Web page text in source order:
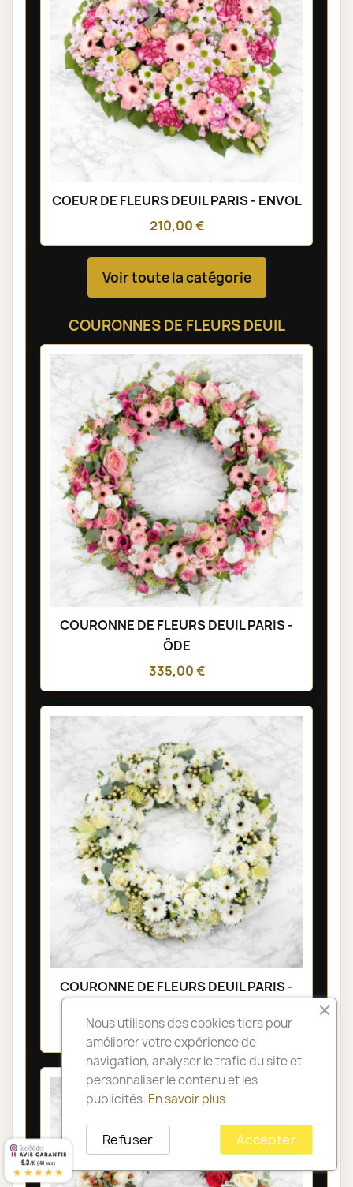
COEUR DE FLEURS DEUIL PARIS - ENVOL
210,00 €
Voir toute la catégorie
COURONNES DE FLEURS DEUIL
COURONNE DE FLEURS DEUIL PARIS -
ÔDE
335,00 €
COURONNE DE FLEURS DEUIL PARIS -
285,00 €
Nous utilisons des cookies tiers pour
améliorer votre expérience de
navigation, analyser le trafic du site et
personnaliser le contenu et les
publicités. En savoir plus
Accepter
Refuser
9.3/10 (48 avis)
★★★★★